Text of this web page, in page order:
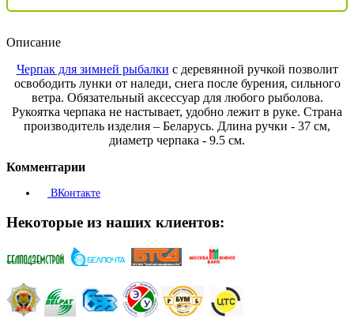
Описание
Черпак для зимней рыбалки с деревянной ручкой позволит
освободить лунки от наледи, снега после бурения, сильного
ветра. Обязательный аксессуар для любого рыболова.
Рукоятка черпака не настывает, удобно лежит в руке. Страна
производитель изделия – Беларусь. Длина ручки - 37 см,
диаметр черпака - 9.5 см.
Комментарии
ВКонтакте
Некоторые из наших клиентов: